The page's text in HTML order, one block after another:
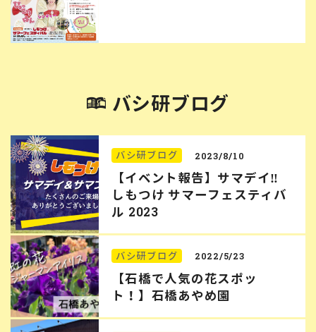
バシ研ブログ
バシ研ブログ 2023/8/10
【イベント報告】サマデイ‼︎
しもつけ サマーフェスティバ
ル 2023
バシ研ブログ 2022/5/23
【石橋で人気の花スポッ
ト！】石橋あやめ園